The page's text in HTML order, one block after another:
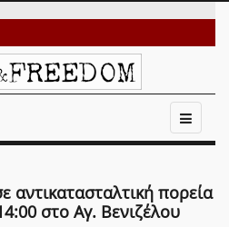
αντικατασταλτική πορεία
στο Αγ. Βενιζέλου